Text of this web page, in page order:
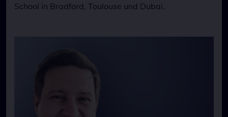
School in Bradford, Toulouse und Dubai.